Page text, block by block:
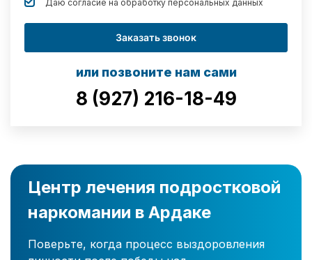
Даю согласие на обработку персональных данных
Заказать звонок
или позвоните нам сами
8 (927) 216-18-49
Центр лечения подростковой
наркомании в Ардаке
Поверьте, когда процесс выздоровления